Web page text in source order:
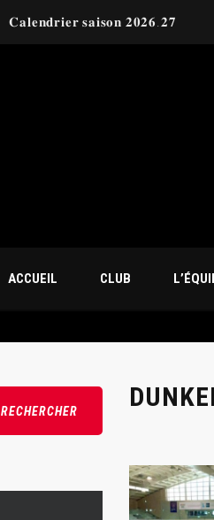
𝐂𝐚𝐥𝐞𝐧𝐝𝐫𝐢𝐞𝐫 𝐬𝐚𝐢𝐬𝐨𝐧 𝟐𝟎𝟐𝟔.𝟐𝟕
ACCUEIL CLUB
RECHERCHER